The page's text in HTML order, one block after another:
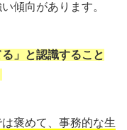
傾向があります。
」と認識すること
褒めて、事務的な生